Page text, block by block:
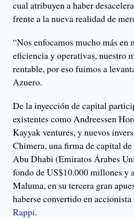
cual atribuyen a haber
frente a la nueva realidad de
“Nos enfocamos mucho más en
eficiencia y operativas, nuestro
rentable, por eso fuimos a
Azuero.
De la inyección de capital
existentes como Andreessen
Kayyak ventures, y nuevos
Chimera, una firma de capital
Abu Dhabi (Emiratos Árabes
fondo de US$10.000 millones y
Maluma, en su tercera gran
haberse convertido en accionista
Rappi.